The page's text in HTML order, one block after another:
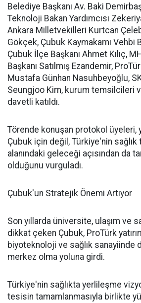
Belediye Başkanı Av. Baki
Teknoloji Bakan Yardımcısı
Ankara Milletvekilleri Kurtcan
Gökçek, Çubuk Kaymakamı Vehbi
Çubuk İlçe Başkanı Ahmet Kılıç,
Başkanı Satılmış Ezandemir,
Mustafa Günhan Nasuhbeyoğlu,
Seungjoo Kim, kurum temsilcileri
davetli katıldı.
Törende konuşan protokol üyeleri,
Çubuk için değil, Türkiye'nin
alanındaki geleceği açısından da
olduğunu vurguladı.
Çubuk'un Stratejik Önemi Artıyor
Son yıllarda üniversite, ulaşım ve
dikkat çeken Çubuk, ProTürk
biyoteknoloji ve sağlık sanayiinde
merkez olma yoluna girdi.
Türkiye'nin sağlıkta yerlileşme
tesisin tamamlanmasıyla birlikte